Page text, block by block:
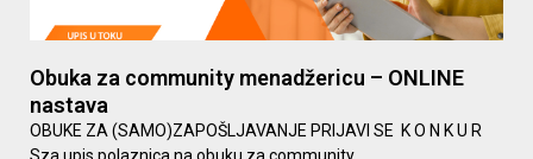
Obuka za community menadžericu – ONLINE
nastava
OBUKE ZA (SAMO)ZAPOŠLJAVANJE PRIJAVI SE K O N K U R